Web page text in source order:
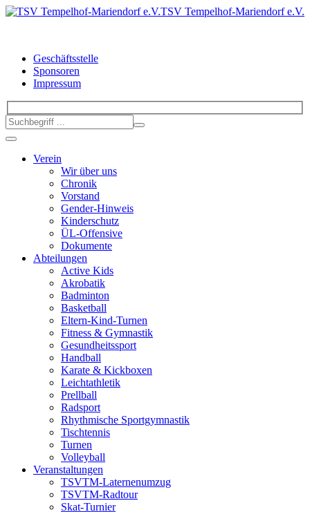
TSV Tempelhof-Mariendorf e.V.
Geschäftsstelle
Sponsoren
Impressum
Verein
Wir über uns
Chronik
Vorstand
Gender-Hinweis
Kinderschutz
ÜL-Offensive
Dokumente
Abteilungen
Active Kids
Akrobatik
Badminton
Basketball
Eltern-Kind-Turnen
Fitness & Gymnastik
Gesundheitssport
Handball
Karate & Kickboxen
Leichtathletik
Prellball
Radsport
Rhythmische Sportgymnastik
Tischtennis
Turnen
Volleyball
Veranstaltungen
TSVTM-Laternenumzug
TSVTM-Radtour
Skat-Turnier